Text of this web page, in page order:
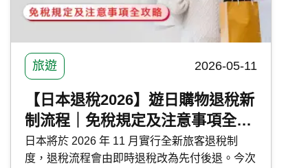
旅遊 2026-05-11
【日本退稅2026】遊日購物退稅新
制流程｜免稅規定及注意事項全攻
略
日本將於 2026 年 11 月實行全新旅客退稅制
度，退稅流程會由即時退稅改為先付後退。今次